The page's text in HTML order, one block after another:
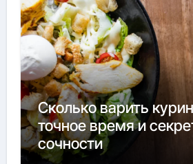
Сколько варить
точное время и
сочности